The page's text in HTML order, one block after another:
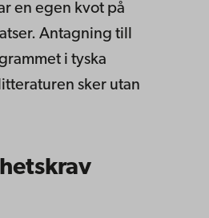
en egen kvot på
Antagning till
i tyska
sker utan